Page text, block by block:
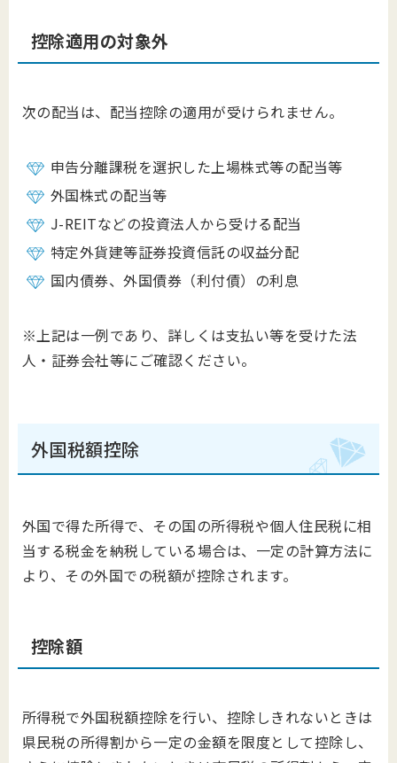
控除適用の対象外
次の配当は、配当控除の適用が受けられません。
申告分離課税を選択した上場株式等の配当等
外国株式の配当等
J-REITなどの投資法人から受ける配当
特定外貨建等証券投資信託の収益分配
国内債券、外国債券（利付債）の利息
※上記は一例であり、詳しくは支払い等を受けた法
人・証券会社等にご確認ください。
外国税額控除
外国で得た所得で、その国の所得税や個人住民税に相
当する税金を納税している場合は、一定の計算方法に
より、その外国での税額が控除されます。
控除額
所得税で外国税額控除を行い、控除しきれないときは
県民税の所得割から一定の金額を限度として控除し、